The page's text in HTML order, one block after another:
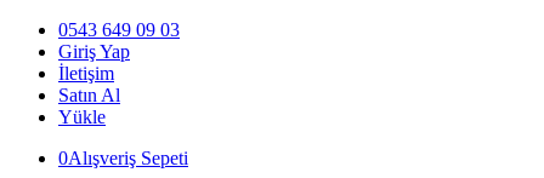
0543 649 09 03
Giriş Yap
İletişim
Satın Al
Yükle
0Alışveriş Sepeti